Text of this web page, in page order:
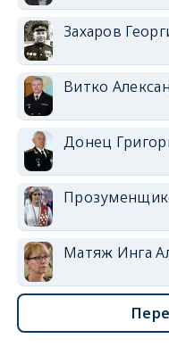
Захаров
Витко
Донец
Матяж Инга